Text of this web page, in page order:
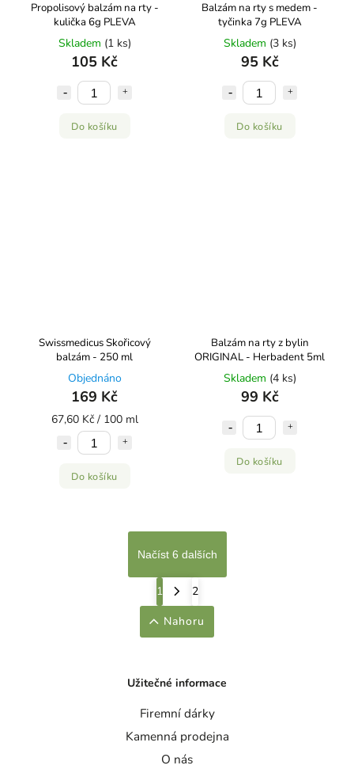
Propolisový balzám na rty -
kulička 6g PLEVA
Skladem (1 ks)
105 Kč
Do košíku
Balzám na rty s medem -
tyčinka 7g PLEVA
Skladem (3 ks)
95 Kč
Do košíku
Swissmedicus Skořicový
balzám - 250 ml
Objednáno
169 Kč
67,60 Kč / 100 ml
Do košíku
Balzám na rty z bylin
ORIGINAL - Herbadent 5ml
Skladem (4 ks)
99 Kč
Do košíku
Načíst 6 dalších
1
2
Nahoru
Užitečné informace
Firemní dárky
Kamenná prodejna
O nás